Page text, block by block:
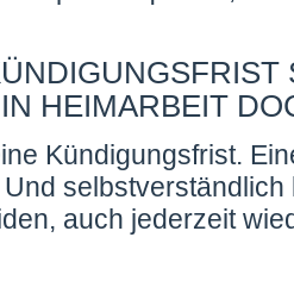
HEIMARBEIT
Kündigungsfrist.
auch jederzeit